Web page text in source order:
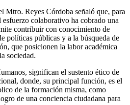
Mtro. Reyes Córdoba señaló que, para
colaborativo ha cobrado una
contribuir con conocimiento de
políticas públicas y a la búsqueda de
que posicionen la labor académica
sociedad.
significan el sustento ético de
donde, su principal función, es el
de la formación misma, como
de una conciencia ciudadana para